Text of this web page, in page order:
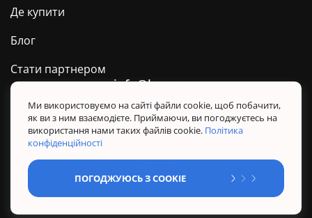
Де купити
Блог
Стати партнером
Техпідтримка ТМ BARVA
Політика конфіденційності
Правила користування сайтом
Sitemap
info@barva.ua
Ми використовуємо на сайті файли cookie, щоб побачити,
як ви з ним взаємодієте. Приймаючи, ви погоджуєтесь на
використання нами таких файлів cookie. Політика
конфіденційності
ПОГОДЖУЮСЬ З COOKIE